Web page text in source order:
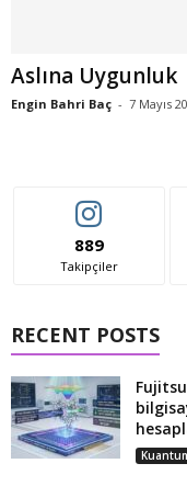
Aslına Uygunluk
Engin Bahri Baç - 7 Mayıs
889
Takipçiler
RECENT POSTS